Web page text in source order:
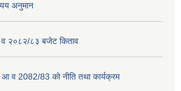
अनुमान
व २०८२/८३ बजेट किताव
आ व 2082/83 को नीति तथा कार्यक्रम